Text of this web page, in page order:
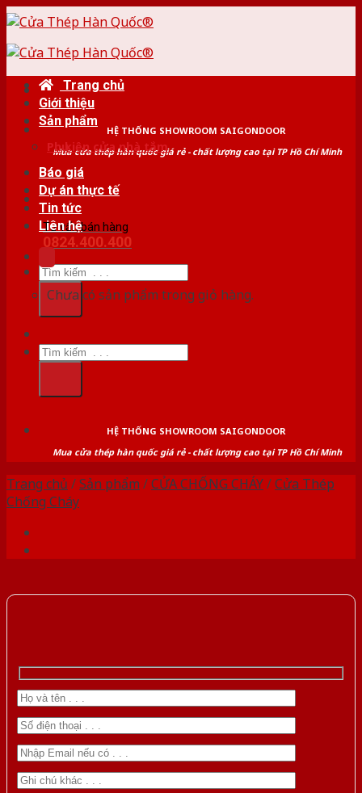
Skip
content
HỆ THỐNG SHOWROOM SAIGONDOOR
Mua cửa thép hàn quốc giá rẻ - chất lượng cao tại TP Hồ Chí Minh
Tư vấn bán hàng
0824.400.400
Tìm
kiếm:
Trang chủ
Giới thiệu
Sản phẩm
Phụ kiện cửa nhà tắm
Báo giá
Dự án thực tế
Tin tức
Liên hệ
Chưa có sản phẩm trong giỏ hàng.
Tìm
kiếm:
HỆ THỐNG SHOWROOM SAIGONDOOR
Mua cửa thép hàn quốc giá rẻ - chất lượng cao tại TP Hồ Chí Minh
Trang chủ /Sản phẩm /CỬA CHỐNG CHÁY/Cửa Thép
Chống Cháy